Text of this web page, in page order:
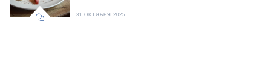
31 ОКТЯБРЯ 2025